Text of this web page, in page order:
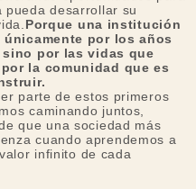
pueda desarrollar su
Porque una institución
únicamente por los años
sino por las vidas que
la comunidad que es
parte de estos primeros
caminando juntos,
que una sociedad más
cuando aprendemos a
infinito de cada